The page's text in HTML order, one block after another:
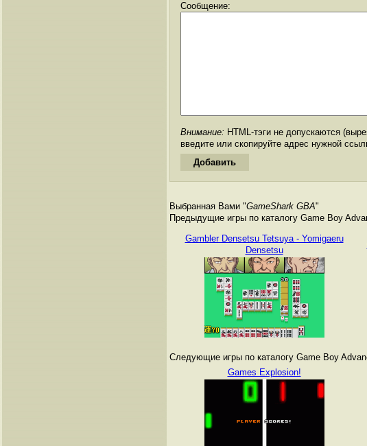
Сообщение:
Внимание: HTML-тэги не допускаются
введите или скопируйте адрес нужной
Выбранная Вами "GameShark GBA"
Предыдущие игры по каталогу Game Boy
Gambler Densetsu Tetsuya - Yomigaeru
Densetsu
Следующие игры по каталогу Game Boy
Games Explosion!